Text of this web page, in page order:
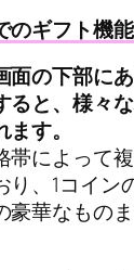
のギフト機
面の下部に
ると、様々
す。
帯によって
り、1コイン
豪華なもの